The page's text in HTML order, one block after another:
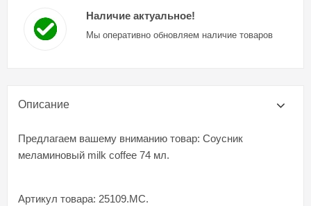
Наличие актуальное!
Мы оперативно обновляем наличие товаров
Описание
Предлагаем вашему вниманию товар: Соусник
меламиновый milk coffee 74 мл.
Артикул товара: 25109.MC.